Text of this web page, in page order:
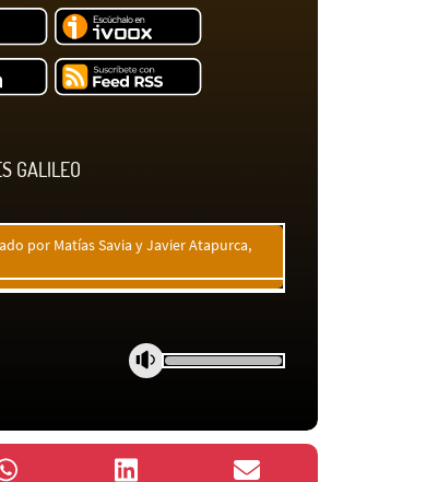
GALILEO
por Matías Savia y Javier Atapurca,